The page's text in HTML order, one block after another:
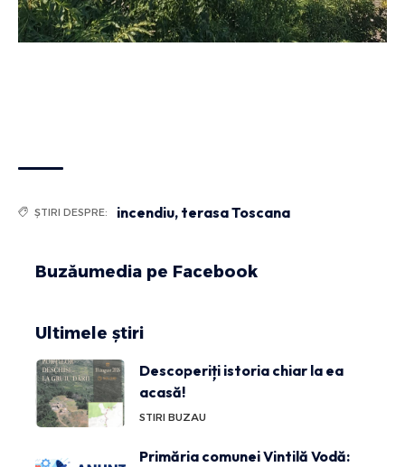
ȘTIRI DESPRE: incendiu, terasa Toscana
Buzăumedia pe Facebook
Ultimele știri
Descoperiți istoria chiar la ea
acasă!
STIRI BUZAU
Primăria comunei Vintilă Vodă: